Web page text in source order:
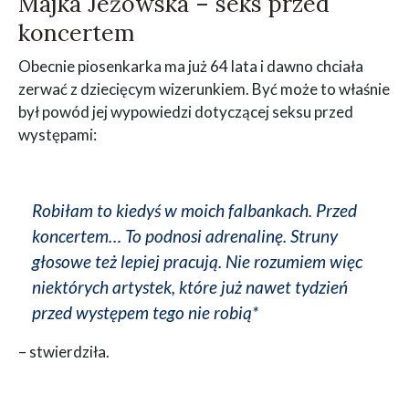
koncertem
Obecnie piosenkarka ma już 64 lata i dawno chciała
zerwać z dziecięcym wizerunkiem. Być może to właśnie
był powód jej wypowiedzi dotyczącej seksu przed
występami:
Robiłam to kiedyś w moich falbankach. Przed
koncertem… To podnosi adrenalinę. Struny
głosowe też lepiej pracują. Nie rozumiem więc
niektórych artystek, które już nawet tydzień
przed występem tego nie robią*
– stwierdziła.